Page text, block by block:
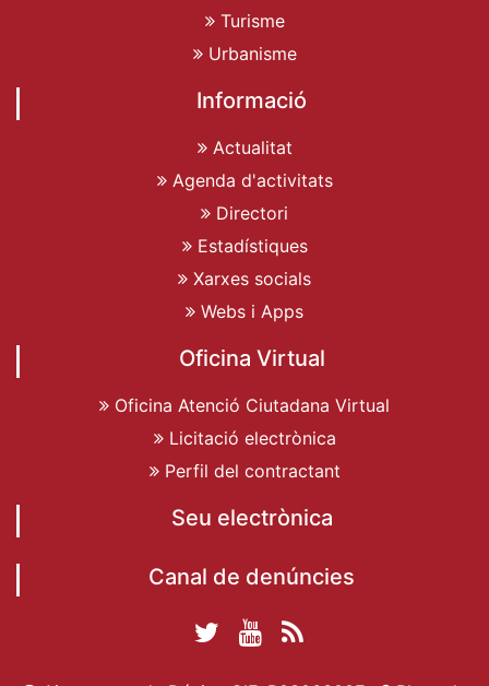
Turisme
Urbanisme
Informació
Actualitat
Agenda d'activitats
Directori
Estadístiques
Xarxes socials
Webs i Apps
Oficina Virtual
Oficina Atenció Ciutadana Virtual
Licitació electrònica
Perfil del contractant
Seu electrònica
Canal de denúncies
Twitter Ajuntament
de Dénia
Ajuntament de
Actualitat